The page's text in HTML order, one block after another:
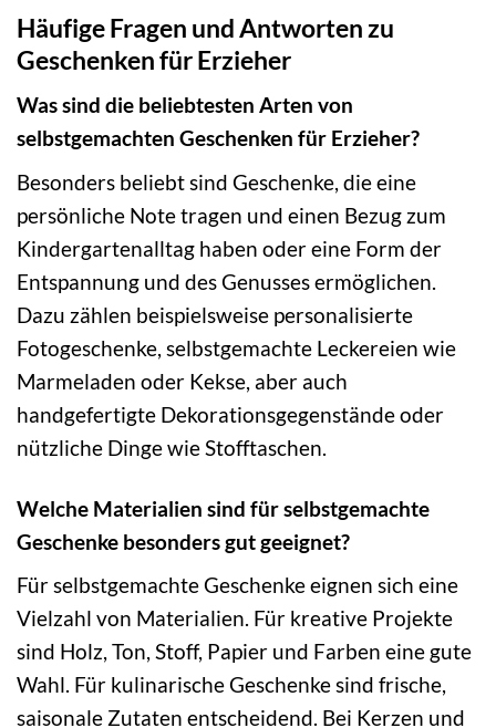
Häufige Fragen und Antworten zu
Geschenken für Erzieher
Was sind die beliebtesten Arten von
selbstgemachten Geschenken für Erzieher?
Besonders beliebt sind Geschenke, die eine
persönliche Note tragen und einen Bezug zum
Kindergartenalltag haben oder eine Form der
Entspannung und des Genusses ermöglichen.
Dazu zählen beispielsweise personalisierte
Fotogeschenke, selbstgemachte Leckereien wie
Marmeladen oder Kekse, aber auch
handgefertigte Dekorationsgegenstände oder
nützliche Dinge wie Stofftaschen.
Welche Materialien sind für selbstgemachte
Geschenke besonders gut geeignet?
Für selbstgemachte Geschenke eignen sich eine
Vielzahl von Materialien. Für kreative Projekte
sind Holz, Ton, Stoff, Papier und Farben eine gute
Wahl. Für kulinarische Geschenke sind frische,
saisonale Zutaten entscheidend. Bei Kerzen und